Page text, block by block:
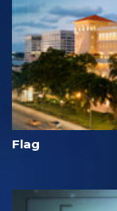
Flag